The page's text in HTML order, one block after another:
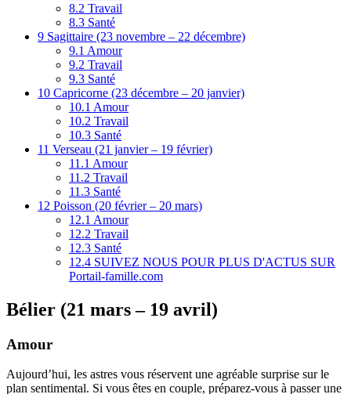
8.2 Travail
8.3 Santé
9 Sagittaire (23 novembre – 22 décembre)
9.1 Amour
9.2 Travail
9.3 Santé
10 Capricorne (23 décembre – 20 janvier)
10.1 Amour
10.2 Travail
10.3 Santé
11 Verseau (21 janvier – 19 février)
11.1 Amour
11.2 Travail
11.3 Santé
12 Poisson (20 février – 20 mars)
12.1 Amour
12.2 Travail
12.3 Santé
12.4 SUIVEZ NOUS POUR PLUS D'ACTUS SUR
Portail-famille.com
Bélier (21 mars – 19 avril)
Amour
Aujourd’hui, les astres vous réservent une agréable surprise sur le
plan sentimental. Si vous êtes en couple, préparez-vous à passer une